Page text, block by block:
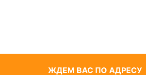
ЖДЕМ ВАС ПО АДРЕСУ